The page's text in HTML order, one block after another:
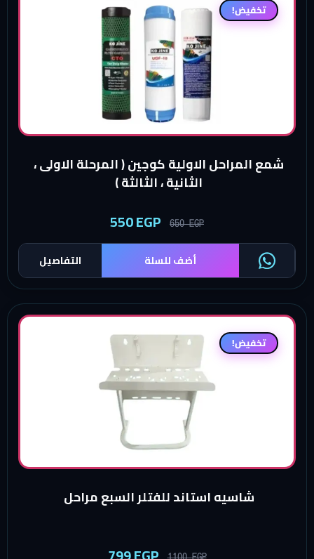
تخفيض!
شمع المراحل الاولية كوجين ( المرحلة الاولى ،
الثانية ، الثالثة )
650EGP
550EGP
التفاصيل أضف للسلة
تخفيض!
شاسيه استاند للفتلر السبع مراحل
1100EGP